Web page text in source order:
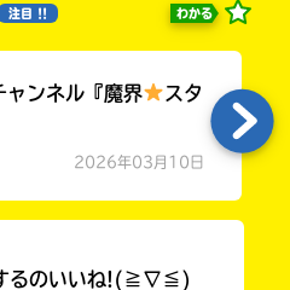
注目 !! わかる
ンネル『魔界
スタ
2026年03月10日
するのいいね!(≧∇≦)